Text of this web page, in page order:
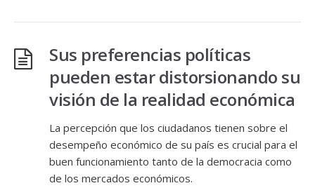
Sus preferencias políticas
pueden estar distorsionando su
visión de la realidad económica
La percepción que los ciudadanos tienen sobre el
desempeño económico de su país es crucial para el
buen funcionamiento tanto de la democracia como
de los mercados económicos.